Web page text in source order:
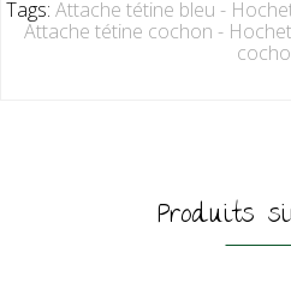
Tags: Attache tétine bleu -
Attache tétine cochon -
Produits